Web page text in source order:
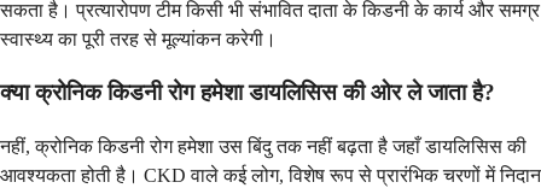
सकता है। प्रत्यारोपण टीम किसी भी संभावित दाता के किडनी के कार्य और समग्र
स्वास्थ्य का पूरी तरह से मूल्यांकन करेगी।
क्या क्रोनिक किडनी रोग हमेशा डायलिसिस की ओर ले जाता है?
नहीं, क्रोनिक किडनी रोग हमेशा उस बिंदु तक नहीं बढ़ता है जहाँ डायलिसिस की
आवश्यकता होती है। CKD वाले कई लोग, विशेष रूप से प्रारंभिक चरणों में निदान